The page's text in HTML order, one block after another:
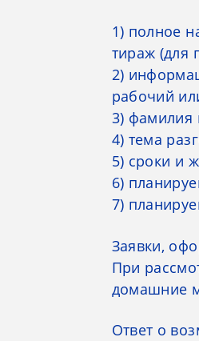
1) полное
тираж (для
2)
рабочий
3) фамилия
4) тема
5) сроки и
6)
7)
Заявки,
При
домашние
Ответ о